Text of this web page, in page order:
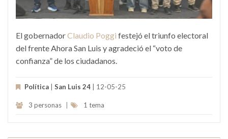
El gobernadorClaudio Poggi festejó el triunfo electoral
del frente Ahora San Luis y agradeció el “voto de
confianza” de los ciudadanos.
Política San Luis 24 | 12-05-25
3 personas 1 tema